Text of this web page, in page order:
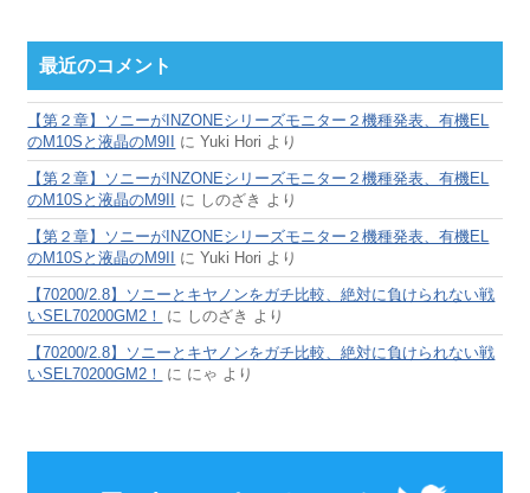
最近のコメント
【第２章】ソニーがINZONEシリーズモニター２機種発表、有機EL
のM10Sと液晶のM9II
にYuki Hori より
【第２章】ソニーがINZONEシリーズモニター２機種発表、有機EL
のM10Sと液晶のM9II
に しのざき より
【第２章】ソニーがINZONEシリーズモニター２機種発表、有機EL
のM10Sと液晶のM9II
にYuki Hori より
【70200/2.8】ソニーとキヤノンをガチ比較、絶対に負けられない戦
いSEL70200GM2！
に しのざき より
【70200/2.8】ソニーとキヤノンをガチ比較、絶対に負けられない戦
いSEL70200GM2！
に にゃ より